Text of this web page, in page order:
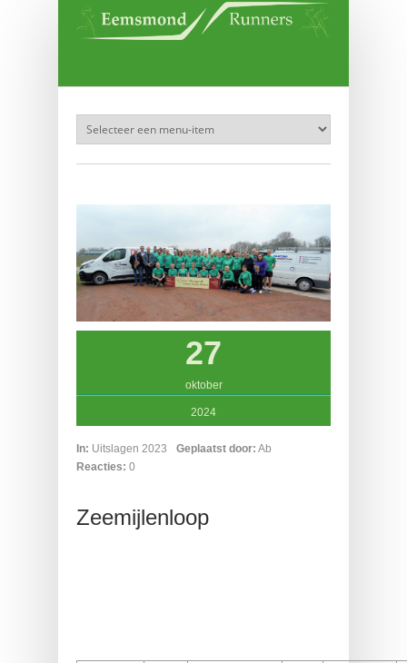
Overslaan en naar de inhoud gaan
27
oktober
2024
In: Uitslagen 2023 Geplaatst door: Ab
Reacties: 0
Zeemijlenloop